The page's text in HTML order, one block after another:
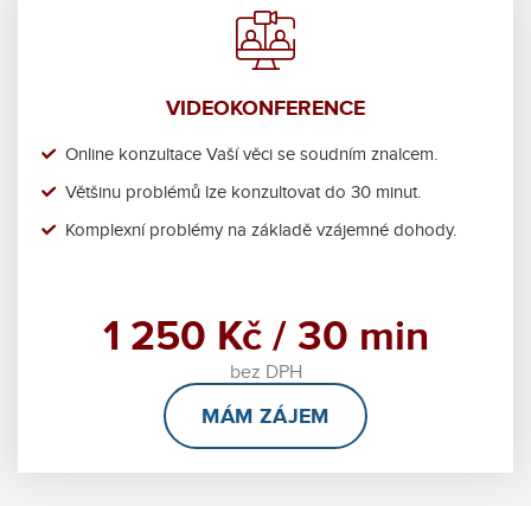
VIDEOKONFERENCE
Online konzultace Vaší věci se soudním znalcem.
Většinu problémů lze konzultovat do 30 minut.
Komplexní problémy na základě vzájemné dohody.
1 250 Kč / 30 min
bez DPH
MÁM ZÁJEM